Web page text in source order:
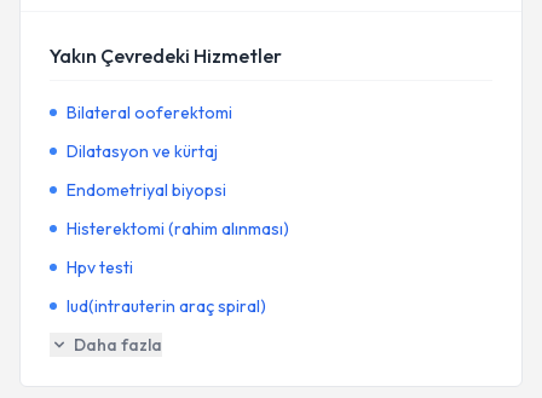
Yakın Çevredeki Hizmetler
Bilateral ooferektomi
Dilatasyon ve kürtaj
Endometriyal biyopsi
Histerektomi (rahim alınması)
Hpv testi
Iud(intrauterin araç spiral)
Daha fazla